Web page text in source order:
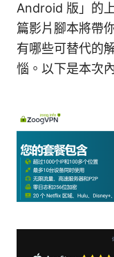
Android 版」的
篇影片腳本將帶
有哪些可替代的
惱。以下是本次